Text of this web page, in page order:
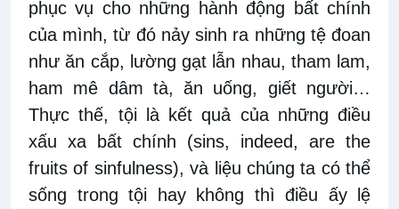
phục vụ cho những hành động bất chính
của mình, từ đó nảy sinh ra những tệ đoan
như ăn cắp, lường gạt lẫn nhau, tham lam,
ham mê dâm tà, ăn uống, giết người…
Thực thế, tội là kết quả của những điều
xấu xa bất chính (sins, indeed, are the
fruits of sinfulness), và liệu chúng ta có thể
sống trong tội hay không thì điều ấy lệ